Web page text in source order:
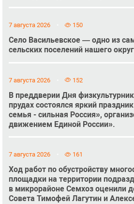
7 августа 2026 150
Село Васильевское — одно из
сельских поселений нашего
7 августа 2026 152
В преддверии Дня
прудах состоялся яркий
семья - сильная Россия»,
движением Единой России».
7 августа 2026 161
Ход работ по обустройству
площадки на территории
в микрорайоне Семхоз оценили
Совета Тимофей Лагутин и